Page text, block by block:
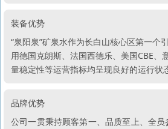
装备优势
“泉阳泉”矿泉水作为长白山核心区第一
用德国克朗斯、法国西德乐、美国CBE
量稳定性等运营指标均呈现良好的运行状
品牌优势
公司一贯秉持顾客第一、品质至上、全